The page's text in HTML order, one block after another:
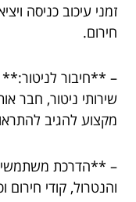
זמני עיכוב כניסה
חירום.
– **חיבור
שירותי ניטור, חבר
מקצוע להגיב
– **הדרכת
והנטרול, קודי